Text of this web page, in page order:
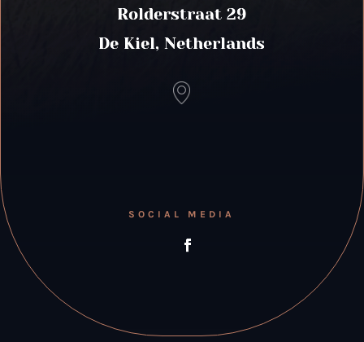
Rolderstraat 29
De Kiel, Netherlands
SOCIAL MEDIA